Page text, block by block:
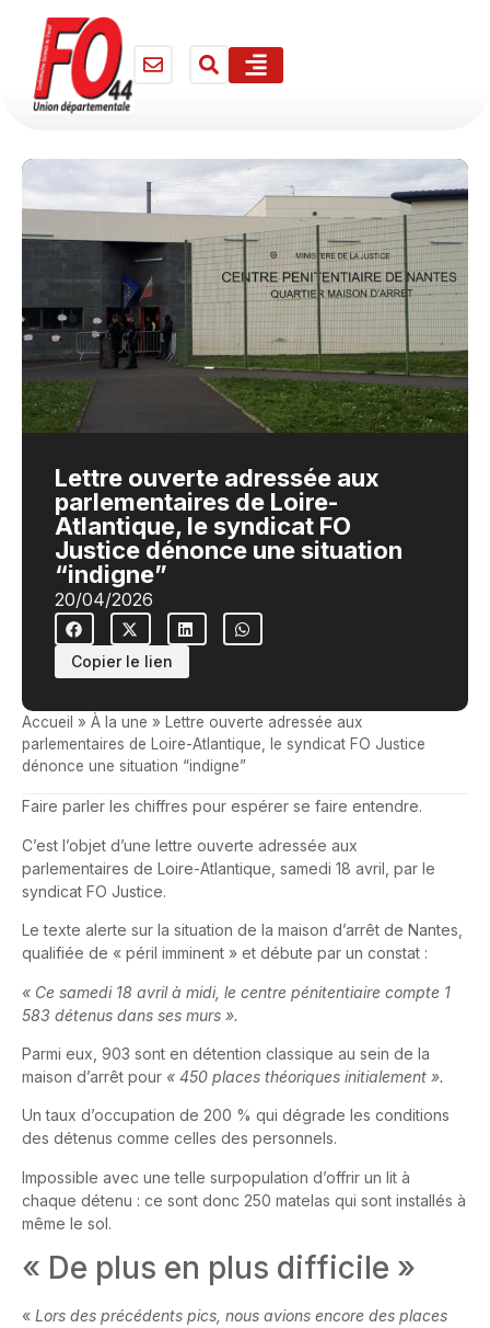
Lettre ouverte adressée aux
parlementaires de Loire-
Atlantique, le syndicat FO
Justice dénonce une situation
“indigne”
20/04/2026
Copier le lien
Accueil » À la une » Lettre ouverte adressée aux
parlementaires de Loire-Atlantique, le syndicat FO Justice
dénonce une situation “indigne”
Faire parler les chiffres pour espérer se faire entendre.
C’est l’objet d’une lettre ouverte adressée aux
parlementaires de Loire-Atlantique, samedi 18 avril, par le
syndicat FO Justice.
Le texte alerte sur la situation de la maison d’arrêt de Nantes,
qualifiée de « péril imminent » et débute par un constat :
« Ce samedi 18 avril à midi, le centre pénitentiaire compte 1
583 détenus dans ses murs ».
Parmi eux, 903 sont en détention classique au sein de la
maison d’arrêt pour « 450 places théoriques initialement ».
Un taux d’occupation de 200 % qui dégrade les conditions
des détenus comme celles des personnels.
Impossible avec une telle surpopulation d’offrir un lit à
chaque détenu : ce sont donc 250 matelas qui sont installés à
même le sol.
« De plus en plus difficile »
« Lors des précédents pics, nous avions encore des places